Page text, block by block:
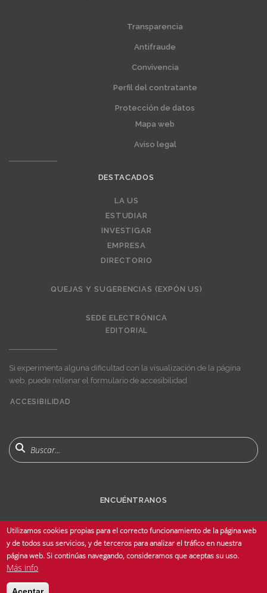
Transparencia
Antifraude
Convivencia
Perfil del contratante
Protección de datos
Mapa web
Aviso legal
DESTACADOS
LA US
ESTUDIAR
INVESTIGAR
EMPRESA
DIRECTORIO
QUEJAS Y SUGERENCIAS (EXPÓN US)
SEDE ELECTRÓNICA
EDITORIAL
Si experimenta alguna dificultad con la visualización de la página
web, puede rellenar el formulario de accesibilidad
menu
ACCESIBILIDAD
Buscar
ENCUÉNTRANOS
© Copyright 2025 Universidad de Sevilla - Todos los derechos reservados -
Utilizamos cookies propias para el correcto funcionamiento de la página web
y de todos sus servicios, y de terceros para analizar el tráfico en nuestra
página web. Si continúas navegando, consideramos que aceptas su uso.
Más info